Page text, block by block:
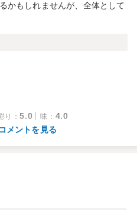
かもしれませんが、全体として
り ：5.0 味 ： 4.0
メントを見る